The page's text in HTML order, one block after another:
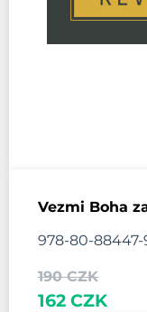
Vezmi Boha
978-80-88447-
190 CZK
162 CZK